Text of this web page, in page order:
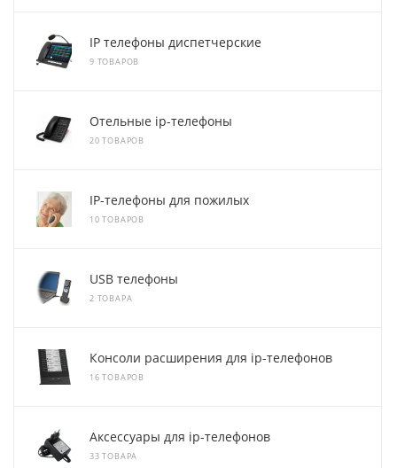
IP телефоны диспетчерские
9 ТОВАРОВ
Отельные ip-телефоны
20 ТОВАРОВ
IP-телефоны для пожилых
10 ТОВАРОВ
USB телефоны
2 ТОВАРА
Консоли расширения для ip-телефонов
16 ТОВАРОВ
Аксессуары для ip-телефонов
33 ТОВАРА